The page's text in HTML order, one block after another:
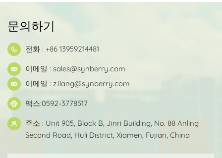
문의하기
전화 : +86 13959214481
이메일 : sales@synberry.com
이메일 : z.liang@synberry.com
팩스:0592-3778517
주소 : Unit 905, Block B, Jinri Building, No. 88 Anling
Second Road, Huli District, Xiamen, Fujian, China